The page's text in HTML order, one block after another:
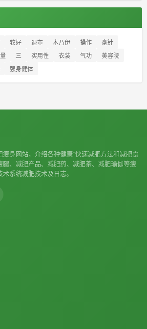
较好 退市 木乃伊 操作
毫针
三 实用性 衣装 气功
美容院
强身健体
瘦身网站，介绍各种健康*快速减肥方法和减肥食
、减肥产品、减肥药、减肥茶、减肥瑜伽等瘦
系统减肥技术及日志。